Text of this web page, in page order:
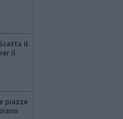
il
il
piazze